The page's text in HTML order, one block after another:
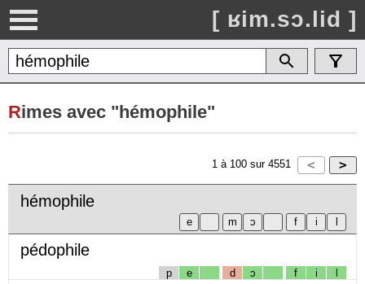
[ ʁim.sɔ.lid ]
Rimes avec "hémophile"
1 à 100 sur 4551
hémophile
pédophile
p e d ɔ f i l